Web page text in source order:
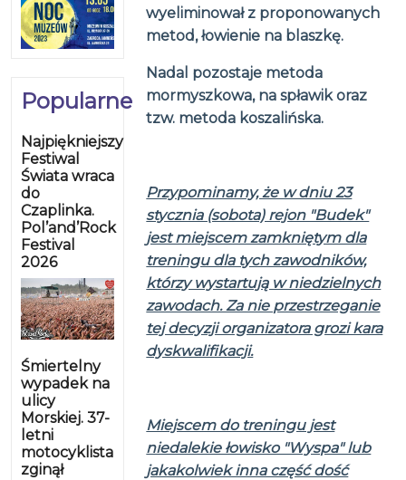
Popularne
Najpiękniejszy
Festiwal
Świata wraca
do
Czaplinka.
Pol’and’Rock
Festival
2026
Śmiertelny
wypadek na
ulicy
Morskiej. 37-
letni
motocyklista
zginął
wyeliminował z proponowanych
metod, łowienie na blaszkę.
Nadal pozostaje metoda
mormyszkowa, na spławik oraz
tzw. metoda koszalińska.
Przypominamy, że w dniu 23
stycznia (sobota) rejon "Budek"
jest miejscem zamkniętym dla
treningu dla tych zawodników,
którzy wystartują w niedzielnych
zawodach. Za nie przestrzeganie
tej decyzji organizatora grozi kara
dyskwalifikacji.
Miejscem do treningu jest
niedalekie łowisko "Wyspa" lub
jakakolwiek inna część dość